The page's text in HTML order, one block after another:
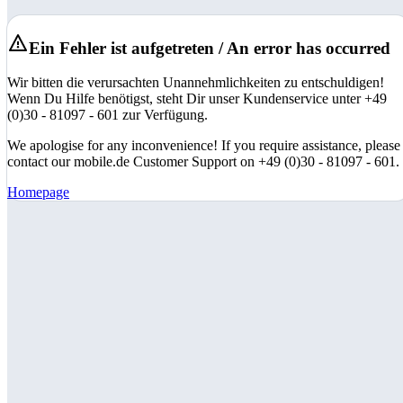
Ein Fehler ist aufgetreten / An error has occurred
Wir bitten die verursachten Unannehmlichkeiten zu entschuldigen!
Wenn Du Hilfe benötigst, steht Dir unser Kundenservice unter +49
(0)30 - 81097 - 601 zur Verfügung.
We apologise for any inconvenience! If you require assistance, please
contact our mobile.de Customer Support on +49 (0)30 - 81097 - 601.
Homepage